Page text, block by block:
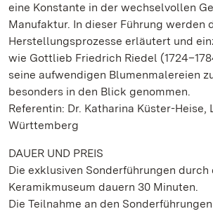
eine Konstante in der wechselvollen
Manufaktur. In dieser Führung werden
Herstellungsprozesse erläutert und
wie Gottlieb Friedrich Riedel
seine aufwendigen Blumenmalereien
besonders in den Blick genommen.
Referentin: Dr. Katharina Küster-Heise,
Württemberg
DAUER UND PREIS
Die exklusiven Sonderführungen durch
Keramikmuseum dauern 30 Minuten.
Die Teilnahme an den